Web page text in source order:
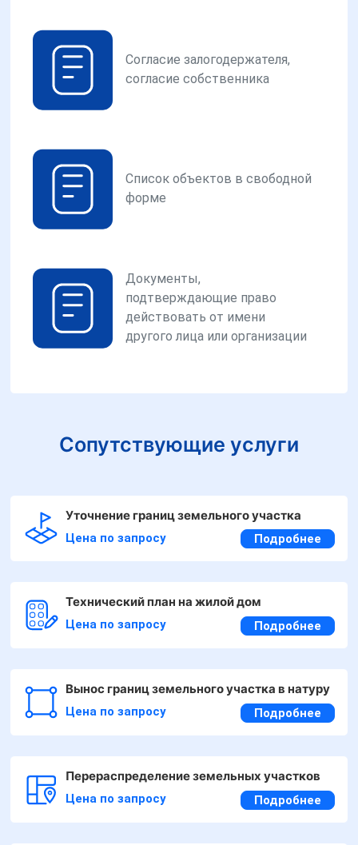
Согласие залогодержателя,
согласие собственника
Список объектов в свободной
форме
Документы,
подтверждающие право
действовать от имени
другого лица или организации
Сопутствующие услуги
Уточнение границ земельного участка
Цена по запросу Подробнее
Технический план на жилой дом
Цена по запросу Подробнее
Вынос границ земельного участка в натуру
Цена по запросу Подробнее
Перераспределение земельных участков
Цена по запросу Подробнее